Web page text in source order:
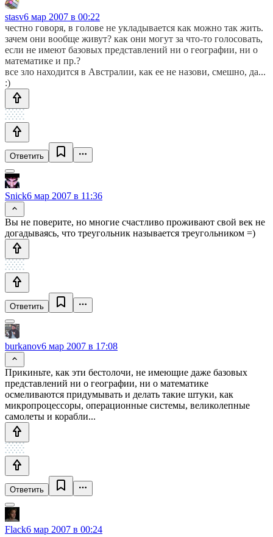
stasv6 мар 2007 в 00:22
честно говоря, в голове не укладывается как можно так жить.
зачем они вообще живут? как они могут за что-то голосовать,
если не имеют базовых представлений ни о географии, ни о
математике и пр.?
все зло находится в Австралии, как ее не назови, смешно, да...
:)
Ответить
Snick6 мар 2007 в 11:36
Вы не поверите, но многие счастливо проживают свой век не
догадываясь, что треугольник называется треугольником =)
Ответить
burkanov6 мар 2007 в 17:08
Прикиньте, как эти бестолочи, не имеющие даже базовых
представлений ни о географии, ни о математике
осмеливаются придумывать и делать такие штуки, как
микропроцессоры, операционные системы, великолепные
самолеты и корабли...
Ответить
Flack6 мар 2007 в 00:24